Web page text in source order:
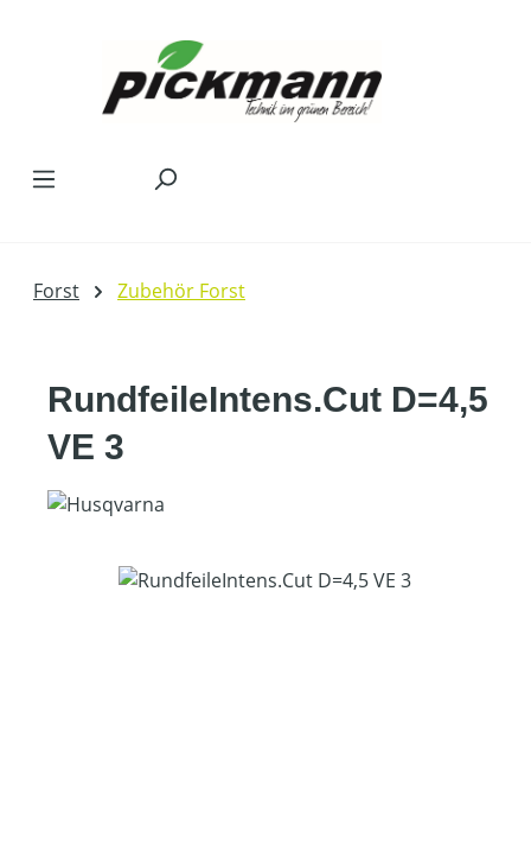
Forst Zubehör Forst
RundfeileIntens.Cut D=4,5
VE 3
Bildergalerie überspringen